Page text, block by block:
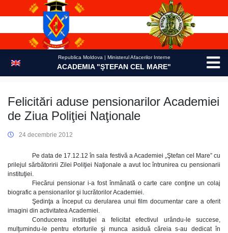
Republica Moldova | Ministerul Afacerilor Interne
ACADEMIA "ŞTEFAN CEL MARE"
Felicitări aduse pensionarilor Academiei
de Ziua Poliţiei Naţionale
24 decembrie 2012
Pe data de 17.12.12 în sala festivă a Academiei „Ştefan cel Mare” cu
prilejul sărbătoririi Zilei Poliţiei Naţionale a avut loc întrunirea cu pensionarii
instituţiei.
Fiecărui pensionar i-a fost înmânată o carte care conţine un colaj
biografic a pensionarilor şi lucrătorilor Academiei.
Şedinţa a început cu derularea unui film documentar care a oferit
imagini din activitatea Academiei.
Conducerea instituţiei a felicitat efectivul urându-le succese,
mulţumindu-le pentru eforturile şi munca asiduă căreia s-au dedicat în